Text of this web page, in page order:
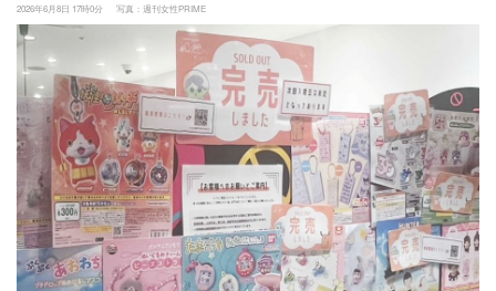
2026年6月8日 17時0分 写真：週刊女性PRIME